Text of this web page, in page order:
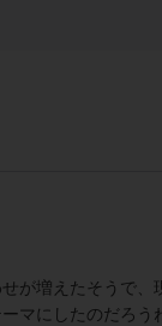
が増えたそうで
マにしたのだろう